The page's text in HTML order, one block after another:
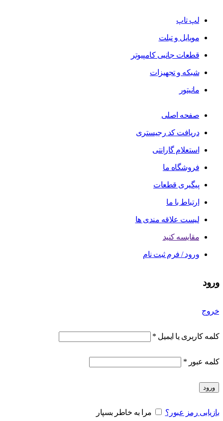
لپ تاپ
موبایل و تبلت
قطعات جانبی کامپیوتر
شبکه و تجهیزات
مانیتور
صفحه اصلی
دریافت کد رجیستری
استعلام گارانتی
فروشگاه ما
پیگیری قطعات
ارتباط با ما
لیست علاقه مندی ها
مقایسه کنید
ورود / فرم ثبت نام
ورود
خروج
کلمه کاربری یا ایمیل *
کلمه عبور *
ورود
بازیابی رمز عبور؟ مرا به خاطر بسپار